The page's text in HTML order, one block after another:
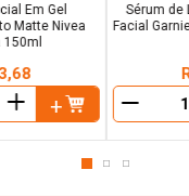
Em Gel
Matte Nivea
,68
＋
Sérum de
Facial